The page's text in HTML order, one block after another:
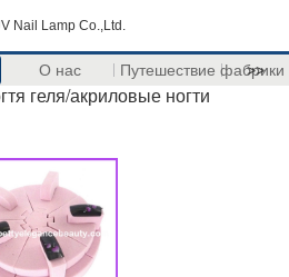
Nail Lamp Co.,Ltd.
О нас Путешествие фабрики
>>
геля/акриловые ногти